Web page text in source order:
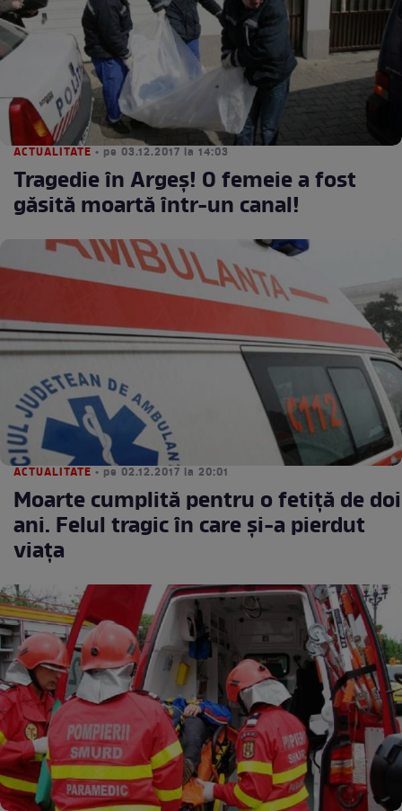
ACTUALITATE • pe 03.12.2017 la 14:03
Tragedie în Argeş! O femeie a fost
găsită moartă într-un canal!
ACTUALITATE • pe 02.12.2017 la 20:01
Moarte cumplită pentru o fetiță de doi
ani. Felul tragic în care și-a pierdut
viața